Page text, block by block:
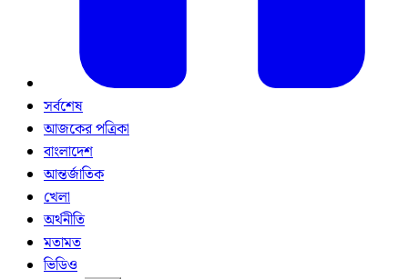
সর্বশেষ
আজকের পত্রিকা
বাংলাদেশ
আন্তর্জাতিক
খেলা
অর্থনীতি
মতামত
ভিডিও